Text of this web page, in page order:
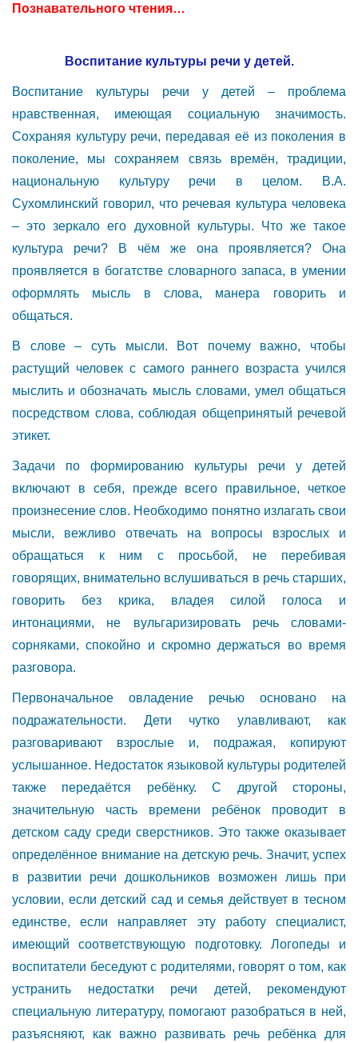
Познавательного чтения…
Воспитание культуры речи у детей.
Воспитание культуры речи у детей – проблема
нравственная, имеющая социальную значимость.
Сохраняя культуру речи, передавая её из поколения в
поколение, мы сохраняем связь времён, традиции,
национальную культуру речи в целом. В.А.
Сухомлинский говорил, что речевая культура человека
– это зеркало его духовной культуры. Что же такое
культура речи? В чём же она проявляется? Она
проявляется в богатстве словарного запаса, в умении
оформлять мысль в слова, манера говорить и
общаться.
В слове – суть мысли. Вот почему важно, чтобы
растущий человек с самого раннего возраста учился
мыслить и обозначать мысль словами, умел общаться
посредством слова, соблюдая общепринятый речевой
этикет.
Задачи по формированию культуры речи у детей
включают в себя, прежде всего правильное, четкое
произнесение слов. Необходимо понятно излагать свои
мысли, вежливо отвечать на вопросы взрослых и
обращаться к ним с просьбой, не перебивая
говорящих, внимательно вслушиваться в речь старших,
говорить без крика, владея силой голоса и
интонациями, не вульгаризировать речь словами-
сорняками, спокойно и скромно держаться во время
разговора.
Первоначальное овладение речью основано на
подражательности. Дети чутко улавливают, как
разговаривают взрослые и, подражая, копируют
услышанное. Недостаток языковой культуры родителей
также передаётся ребёнку. С другой стороны,
значительную часть времени ребёнок проводит в
детском саду среди сверстников. Это также оказывает
определённое внимание на детскую речь. Значит, успех
в развитии речи дошкольников возможен лишь при
условии, если детский сад и семья действует в тесном
единстве, если направляет эту работу специалист,
имеющий соответствующую подготовку. Логопеды и
воспитатели беседуют с родителями, говорят о том, как
устранить недостатки речи детей, рекомендуют
специальную литературу, помогают разобраться в ней,
разъясняют, как важно развивать речь ребёнка для